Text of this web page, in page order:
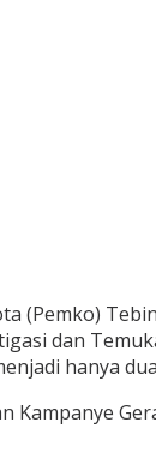
(Pemko)
dan
hanya